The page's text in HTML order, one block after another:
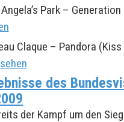
Angela’s Park –
Claque – Pandora
des
der Kampf um den Sieg